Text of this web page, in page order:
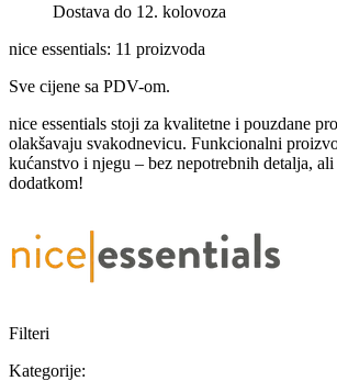
Dostava do 12. kolovoza
nice essentials: 11 proizvoda
Sve cijene sa PDV-om.
nice essentials stoji za kvalitetne i pouzdane
olakšavaju svakodnevicu. Funkcionalni
kućanstvo i njegu – bez nepotrebnih detalja,
dodatkom!
Filteri
Kategorije: